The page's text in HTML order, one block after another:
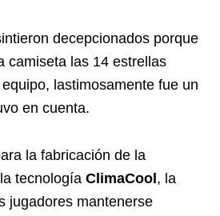
decepcionados porque
camiseta las 14 estrellas
lastimosamente fue un
en cuenta.
la fabricación de la
tecnología ClimaCool , la
jugadores mantenerse